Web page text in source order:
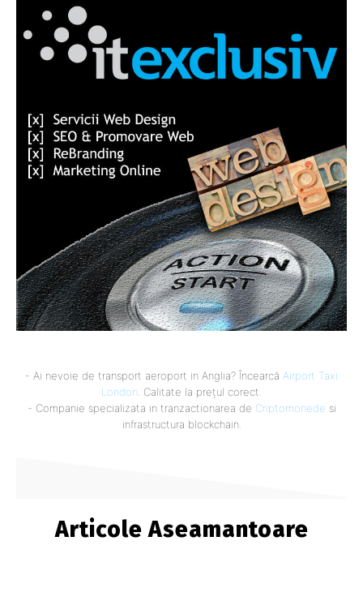
- Ai nevoie de transport aeroport in Anglia? Încearcă Airport Taxi
London. Calitate la prețul corect.
- Companie specializata in tranzactionarea de Criptomonede si
infrastructura blockchain.
Articole Aseamantoare